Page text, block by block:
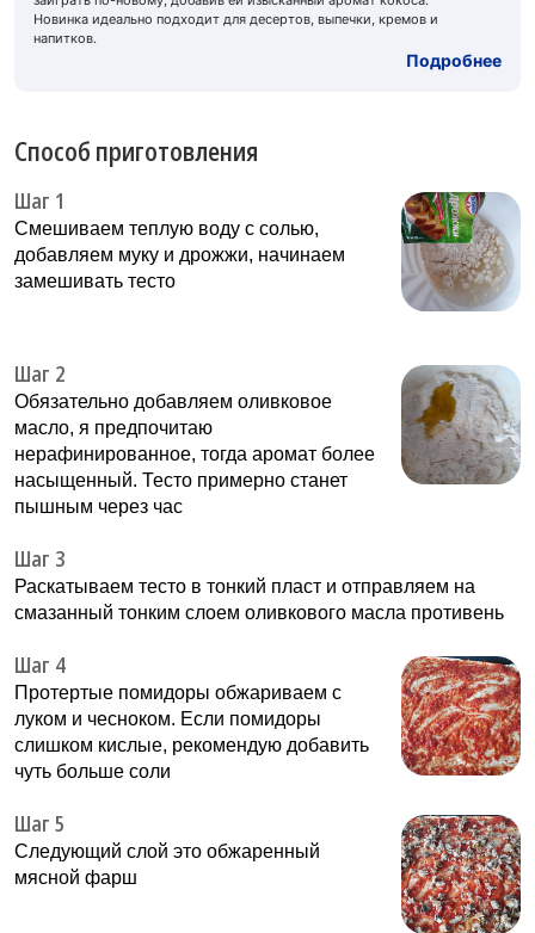
Новинка идеально подходит для десертов, выпечки, кремов и
напитков.
Подробнее
Способ приготовления
Шаг 1
Смешиваем теплую воду с солью,
добавляем муку и дрожжи, начинаем
замешивать тесто
Шаг 2
Обязательно добавляем оливковое
масло, я предпочитаю
нерафинированное, тогда аромат более
насыщенный. Тесто примерно станет
пышным через час
Шаг 3
Раскатываем тесто в тонкий пласт и отправляем на
смазанный тонким слоем оливкового масла противень
Шаг 4
Протертые помидоры обжариваем с
луком и чесноком. Если помидоры
слишком кислые, рекомендую добавить
чуть больше соли
Шаг 5
Следующий слой это обжаренный
мясной фарш